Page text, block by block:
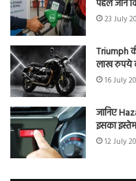
पहले जानें
23 July
Triumph
लाख रुपये
16 July
जानिए
इसका
12 July